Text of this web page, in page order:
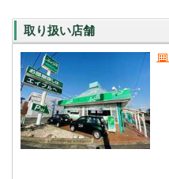
取り扱い店舗